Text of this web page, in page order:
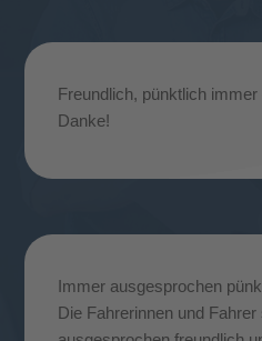
Freundlich, pünktlich immer
Danke!
Immer ausgesprochen
Die Fahrerinnen und